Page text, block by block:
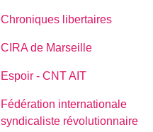
Chroniques libertaires
CIRA de Marseille
Espoir - CNT AIT
Fédération internationale
syndicaliste révolutionnaire